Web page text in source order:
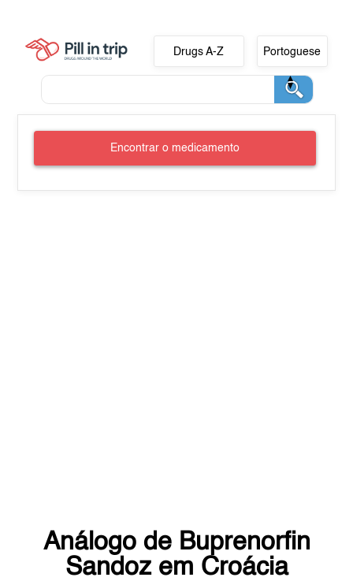
Drugs A-Z Portoguese
Encontrar o medicamento
Análogo de Buprenorfin
Sandozem Croácia